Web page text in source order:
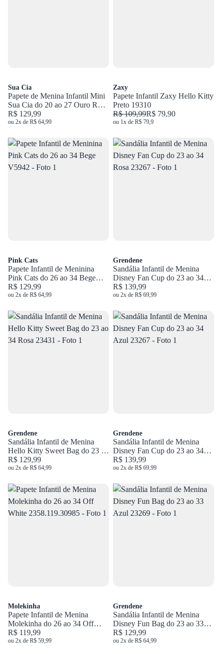
Sua Cia
Papete de Menina Infantil Mini
Sua Cia do 20 ao 27 Ouro Rosê
7043.00726
R$ 129,99
ou 2x de R$ 64,99
Zaxy
Papete Infantil Zaxy Hello Kitty
Preto 19310
R$ 109,99R$ 79,90
ou 1x de R$ 79,9
Pink Cats
Papete Infantil de Meninina
Pink Cats do 26 ao 34 Bege
V5942
R$ 129,99
ou 2x de R$ 64,99
Grendene
Sandália Infantil de Menina
Disney Fan Cup do 23 ao 34
Rosa 23267
R$ 139,99
ou 2x de R$ 69,99
Grendene
Sandália Infantil de Menina
Hello Kitty Sweet Bag do 23 ao
34 Rosa 23431
R$ 129,99
ou 2x de R$ 64,99
Grendene
Sandália Infantil de Menina
Disney Fan Cup do 23 ao 34
Azul 23267
R$ 139,99
ou 2x de R$ 69,99
Molekinha
Papete Infantil de Menina
Molekinha do 26 ao 34 Off
White 2358.119.30985
R$ 119,99
ou 2x de R$ 59,99
Grendene
Sandália Infantil de Menina
Disney Fun Bag do 23 ao 33
Azul 23269
R$ 129,99
ou 2x de R$ 64,99